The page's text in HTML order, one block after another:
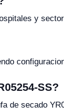
y
SS?
de secado